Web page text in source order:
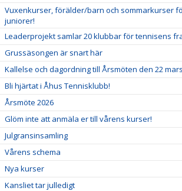
Vuxenkurser, förälder/barn och sommarkurser
juniorer!
Leaderprojekt samlar 20 klubbar för tennisens
Grussäsongen är snart här
Kallelse och dagordning till Årsmöten den 22
Bli hjärtat i Åhus Tennisklubb!
Årsmöte 2026
Glöm inte att anmäla er till vårens kurser!
Julgransinsamling
Vårens schema
Nya kurser
Kansliet tar julledigt